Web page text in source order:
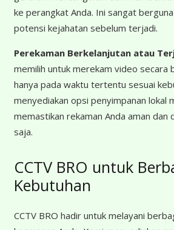
ke perangkat Anda. Ini sangat
potensi kejahatan sebelum terjadi.
Perekaman Berkelanjutan atau
memilih untuk merekam video secara
hanya pada waktu tertentu sesuai
menyediakan opsi penyimpanan lokal
memastikan rekaman Anda aman dan
saja.
CCTV BRO untuk
Kebutuhan
CCTV BRO hadir untuk melayani